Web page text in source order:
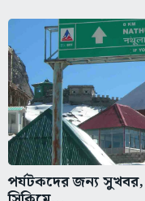
পর্যটকদের জন্য